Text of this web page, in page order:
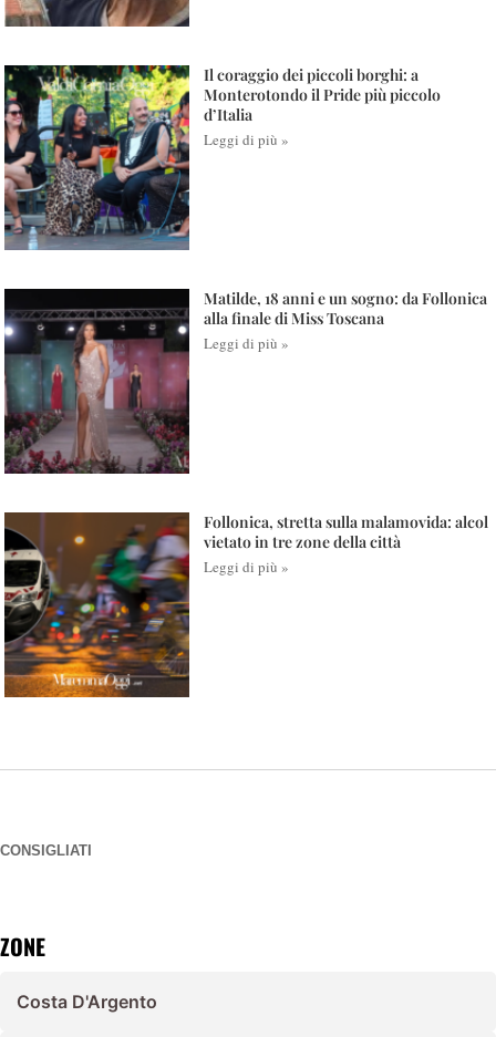
Il coraggio dei piccoli borghi: a
Monterotondo il Pride più piccolo
d’Italia
Leggi di più »
Matilde, 18 anni e un sogno: da Follonica
alla finale di Miss Toscana
Leggi di più »
Follonica, stretta sulla malamovida: alcol
vietato in tre zone della città
Leggi di più »
CONSIGLIATI
ZONE
Costa D'Argento